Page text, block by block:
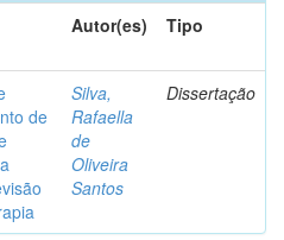
Autor(es) Tipo
de
Silva,
Rafaella
de
Oliveira
Santos
Dissertação